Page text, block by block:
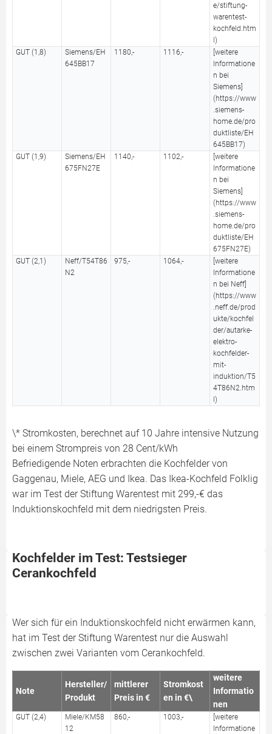
e/stiftung-
warentest-
kochfeld.htm
l)
GUT (1,8)
Siemens/EH
645BB17
1180,- 1116,-
[weitere
Informatione
n bei
Siemens]
(https://www
.siemens-
home.de/pro
duktliste/EH
645BB17)
GUT (1,9)
Siemens/EH
675FN27E
1140,- 1102,-
[weitere
Informatione
n bei
Siemens]
(https://www
.siemens-
home.de/pro
duktliste/EH
675FN27E)
GUT (2,1)
Neff/T54T86
N2
975,- 1064,-
[weitere
Informatione
n bei Neff]
(https://www
.neff.de/prod
ukte/kochfel
der/autarke-
elektro-
kochfelder-
mit-
induktion/T5
4T86N2.htm
l)
\* Stromkosten, berechnet auf 10 Jahre intensive Nutzung
bei einem Strompreis von 28 Cent/kWh
Befriedigende Noten erbrachten die Kochfelder von
Gaggenau, Miele, AEG und Ikea. Das Ikea-Kochfeld Folklig
war im Test der Stiftung Warentest mit 299,-€ das
Induktionskochfeld mit dem niedrigsten Preis.
Kochfelder im Test: Testsieger
Cerankochfeld
Wer sich für ein Induktionskochfeld nicht erwärmen kann,
hat im Test der Stiftung Warentest nur die Auswahl
zwischen zwei Varianten vom Cerankochfeld.
Note
Hersteller/
Produkt
mittlerer
Preis in €
Stromkost
en in €\
weitere
Informatio
nen
GUT (2,4)
Miele/KM58
12
860,- 1003,-
[weitere
Informatione